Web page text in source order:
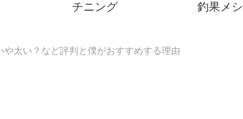
チニング 釣果メシ
太い？など評判と僕がおすすめする理由